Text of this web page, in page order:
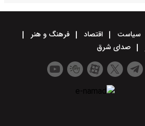
سیاست اقتصاد
فرهنگ و هنر
صدای شرق